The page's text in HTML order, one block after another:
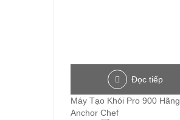
Đọc tiếp
Máy Tạo Khói Pro 900 Hãng
Anchor Chef